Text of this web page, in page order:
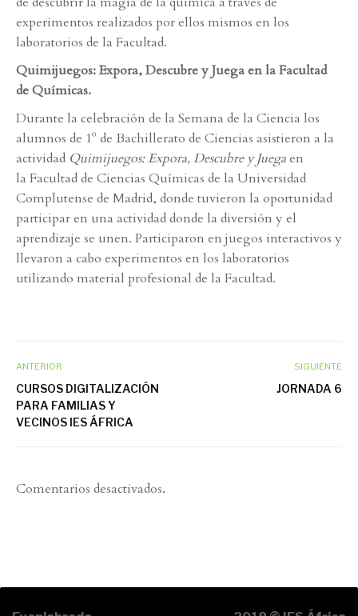
experimentos realizados por ellos mismos en los
laboratorios de la Facultad.
Quimijuegos: Expora, Descubre y Juega en la Facultad
de Químicas.
Durante la celebración de la Semana de la Ciencia los
alumnos de 1º de Bachillerato de Ciencias asistieron a la
actividad Quimijuegos: Expora, Descubre y Juegaen
la Facultad de Ciencias Químicas de la Universidad
Complutense de Madrid, donde tuvieron la oportunidad
participar en una actividad donde la diversión y el
aprendizaje se unen. Participaron en juegos interactivos y
llevaron a cabo experimentos en los laboratorios
utilizando material profesional de la Facultad.
ANTERIOR
CURSOS DIGITALIZACIÓN
PARA FAMILIAS Y
VECINOS IES ÁFRICA
SIGUIENTE
JORNADA 6
Comentarios desactivados.